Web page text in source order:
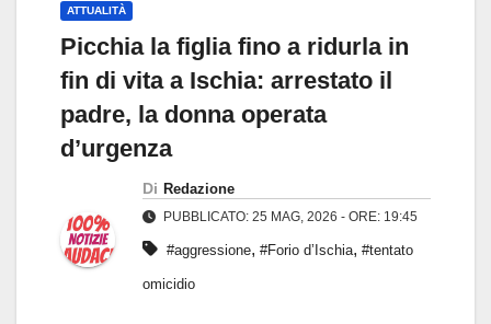
ATTUALITÀ
Picchia la figlia fino a ridurla in
fin di vita a Ischia: arrestato il
padre, la donna operata
d’urgenza
Di Redazione
PUBBLICATO: 25 MAG, 2026 - ORE: 19:45
#aggressione, #Forio d’Ischia, #tentato
omicidio